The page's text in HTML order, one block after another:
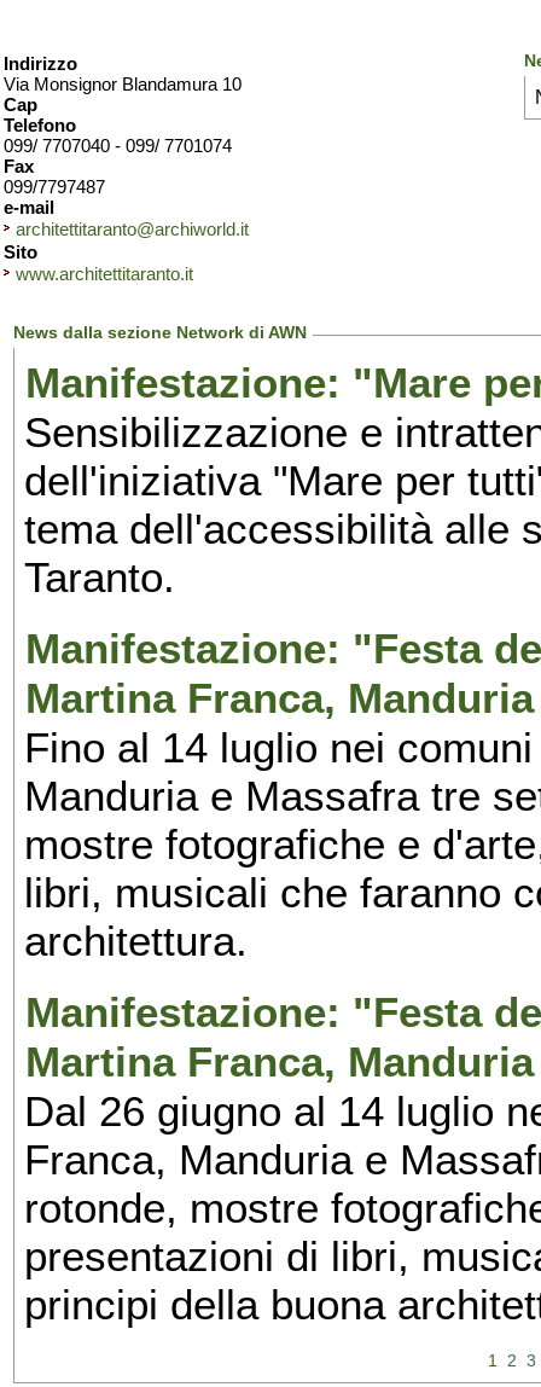
Indirizzo
Via Monsignor Blandamura 10
Cap
Telefono
099/ 7707040 - 099/ 7701074
Fax
099/7797487
e-mail
architettitaranto@archiworld.it
Sito
www.architettitaranto.it
News dalla sezione Network di AWN
Manifestazione: "Mare
Sensibilizzazione e
dell'iniziativa "Mare per
tema dell'accessibilità alle
Taranto.
Manifestazione: "Festa
Martina Franca,
Fino al 14 luglio nei
Manduria e Massafra tre
mostre fotografiche e
libri, musicali che faranno
architettura.
Manifestazione: "Festa
Martina Franca,
Dal 26 giugno al 14 luglio
Franca, Manduria e
rotonde, mostre
presentazioni di libri,
principi della buona
1 2 3